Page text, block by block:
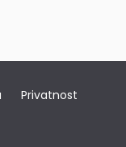
Privatnost